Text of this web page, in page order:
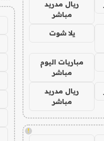
ريال مدريد
مباشر
يلا شوت
مباريات اليوم
مباشر
ريال مدريد
مباشر
!